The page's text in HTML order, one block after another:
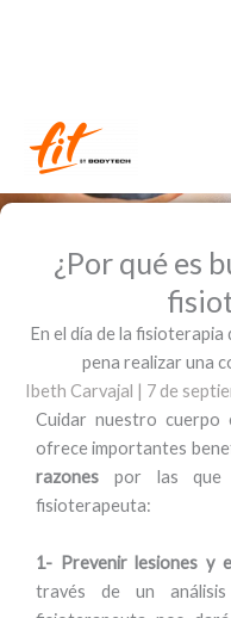
contenido
¿Por qué es
En el día de la
pena realizar una
Ibeth Carvajal | 7 de
Cuidar nuestro cuerpo
ofrece importantes
razones por las que
fisioterapeuta:
1- Prevenir lesiones y
través de un